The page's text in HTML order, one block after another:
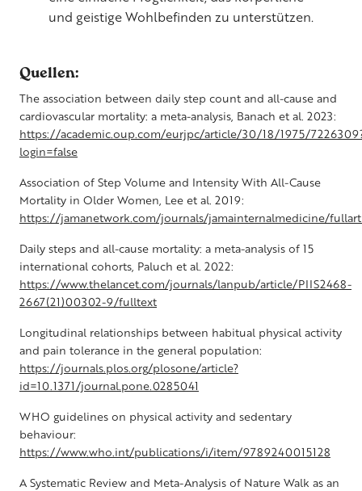
und geistige Wohlbefinden zu unterstützen.
Quellen:
The association between daily step count and all-cause and
cardiovascular mortality: a meta-analysis, Banach et al. 2023:
https://academic.oup.com/eurjpc/article/30/18/1975/
login=false
Association of Step Volume and Intensity With All-Cause
Mortality in Older Women, Lee et al. 2019:
https://jamanetwork.com/journals/jamainternalmedicine/
Daily steps and all-cause mortality: a meta-analysis of 15
international cohorts, Paluch et al. 2022:
https://www.thelancet.com/journals/lanpub/article/PIIS2468-
2667(21)00302-9/fulltext
Longitudinal relationships between habitual physical activity
and pain tolerance in the general population:
https://journals.plos.org/plosone/article?
id=10.1371/journal.pone.0285041
WHO guidelines on physical activity and sedentary
behaviour:
https://www.who.int/publications/i/item/9789240015128
A Systematic Review and Meta-Analysis of Nature Walk as an